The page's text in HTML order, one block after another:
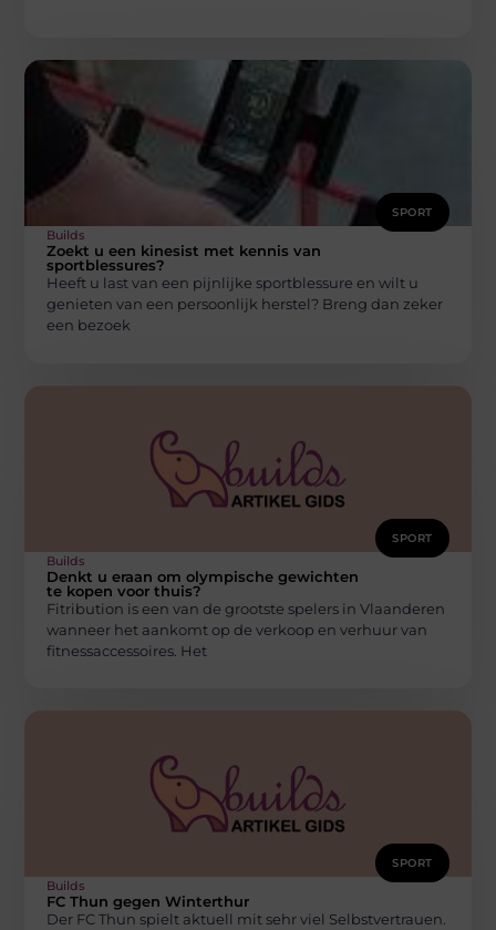
SPORT
Builds
Zoekt u een kinesist met kennis van
sportblessures?
Heeft u last van een pijnlijke sportblessure en wilt u
genieten van een persoonlijk herstel? Breng dan zeker
een bezoek
SPORT
Builds
Denkt u eraan om olympische gewichten
te kopen voor thuis?
Fitribution is een van de grootste spelers in Vlaanderen
wanneer het aankomt op de verkoop en verhuur van
fitnessaccessoires. Het
SPORT
Builds
FC Thun gegen Winterthur
Der FC Thun spielt aktuell mit sehr viel Selbstvertrauen.